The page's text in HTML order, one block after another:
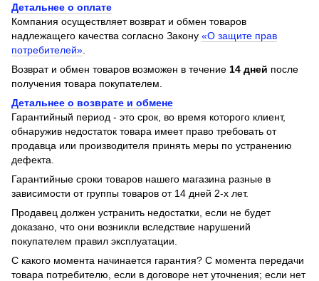
Детальнее о оплате
Компания осуществляет возврат и обмен товаров
надлежащего качества согласно Закону «О защите прав
потребителей»
Возврат и обмен товаров возможен в течение 14 дней после
получения товара покупателем.
Детальнее о возврате и обмене
Гарантийный период - это срок, во время которого клиент,
обнаружив недостаток товара имеет право требовать от
продавца или производителя принять меры по устранению
дефекта.
Гарантийные сроки товаров нашего магазина разные в
зависимости от группы товаров от 14 дней 2-х лет.
Продавец должен устранить недостатки, если не будет
доказано, что они возникли вследствие нарушений
покупателем правил эксплуатации.
С какого момента начинается гарантия? С момента передачи
товара потребителю, если в договоре нет уточнения; если нет